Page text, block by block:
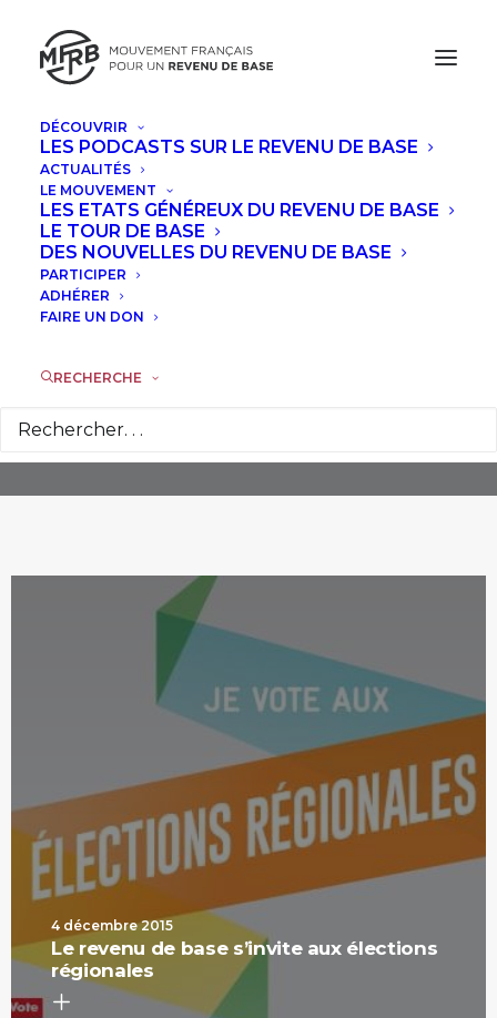
DÉCOUVRIR
LES PODCASTS SUR LE REVENU DE BASE
ACTUALITÉS
LE MOUVEMENT
LES ETATS GÉNÉREUX DU REVENU DE BASE
LE TOUR DE BASE
DES NOUVELLES DU REVENU DE BASE
PARTICIPER
ADHÉRER
FAIRE UN DON
RECHERCHE
Marina Chapeline
4 décembre 2015
Le revenu de base s’invite aux élections
régionales